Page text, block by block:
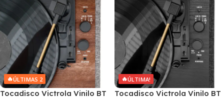
🔥ÚLTIMAS 2
Tocadisco Victrola Vinilo BT
🔥ÚLTIMA!
Tocadisco Victrola Vinilo BT